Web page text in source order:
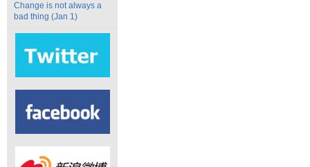
Change is not always a
bad thing (Jan 1)